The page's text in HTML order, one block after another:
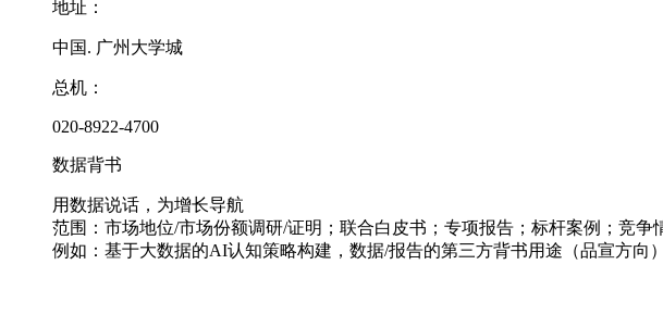
地址：
中国. 广州大学城
总机：
020-8922-4700
数据背书
用数据说话，为增长导航
范围：市场地位/市场份额调研/证明；联合白皮书；专项报告；标杆案例；竞争
例如：基于大数据的AI认知策略构建，数据/报告的第三方背书用途（品宣方向）